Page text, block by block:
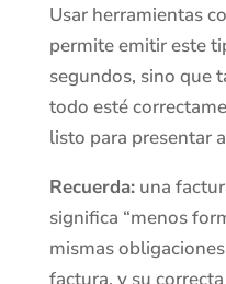
Usar herramientas
permite emitir este
segundos, sino que
todo esté
listo para presentar
Recuerda:una
significa “menos
mismas